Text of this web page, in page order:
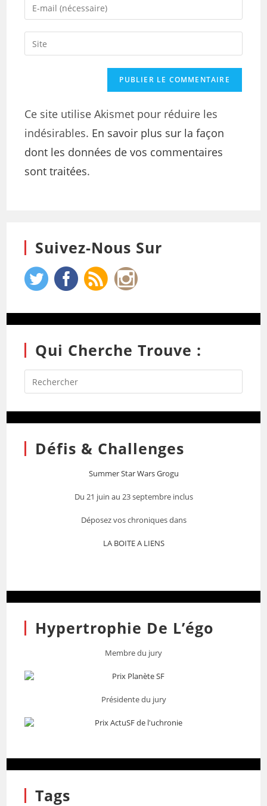
Ce site utilise Akismet pour réduire les
indésirables. En savoir plus sur la façon
dont les données de vos commentaires
sont traitées.
Suivez-Nous Sur
Qui Cherche Trouve :
Défis & Challenges
Summer Star Wars Grogu
Du 21 juin au 23 septembre inclus
Déposez vos chroniques dans
LA BOITE A LIENS
Hypertrophie De L’égo
Membre du jury
Présidente du jury
Tags